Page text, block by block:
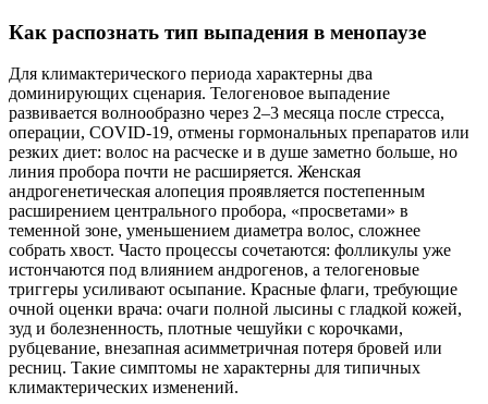
Как распознать тип выпадения в менопаузе
Для климактерического периода характерны два
доминирующих сценария. Телогеновое выпадение
развивается волнообразно через 2–3 месяца после стресса,
операции, COVID-19, отмены гормональных препаратов или
резких диет: волос на расческе и в душе заметно больше, но
линия пробора почти не расширяется. Женская
андрогенетическая алопеция проявляется постепенным
расширением центрального пробора, «просветами» в
теменной зоне, уменьшением диаметра волос, сложнее
собрать хвост. Часто процессы сочетаются: фолликулы уже
истончаются под влиянием андрогенов, а телогеновые
триггеры усиливают осыпание. Красные флаги, требующие
очной оценки врача: очаги полной лысины с гладкой кожей,
зуд и болезненность, плотные чешуйки с корочками,
рубцевание, внезапная асимметричная потеря бровей или
ресниц. Такие симптомы не характерны для типичных
климактерических изменений.